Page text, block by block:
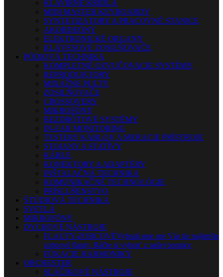
KLAVÍRNE KRÍDLA
MIDI MASTER KEYBOARDY
SYNTETIZÁTORY A PRACOVNÉ STANICE
AKORDEÓNY
ELEKTRONICKÉ ORGANY
KLÁVESOVÉ ZOSILŇOVAČE
PÓDIOVÁ TECHNIKA
KOMPLETNÉ OZVUČOVACIE SYSTÉMY
REPRODUKTORY
MIXÁŽNE PULTY
ZOSILŇOVAČE
CROSSOVERY
MIKROFÓNY
BEZDRÔTOVÉ SYSTÉMY
IN-EAR MONITORING
TESTERY KÁBLOV A MERACIE PRÍSTROJE
STOJANY A STATÍVY
KÁBLE
KONEKTORY A ADAPTÉRY
INŠTALAČNÁ TECHNIKA
KOMUNIKAČNÉ TECHNOLÓGIE
PRÍSLUŠENSTVO
ŠTÚDIOVÁ TECHNIKA
SVETLÁ
MIKROFÓNY
DYCHOVÉ NÁSTROJE
FLAUTY-ZOBCOVÉVybrali sme pre Vás tie najlepšie
zobcové flauty. Ráčte si vybrať z našej ponuky.
FÚKACIE HARMONIKY
ORCHESTER
SLÁČIKOVÉ NÁSTROJE